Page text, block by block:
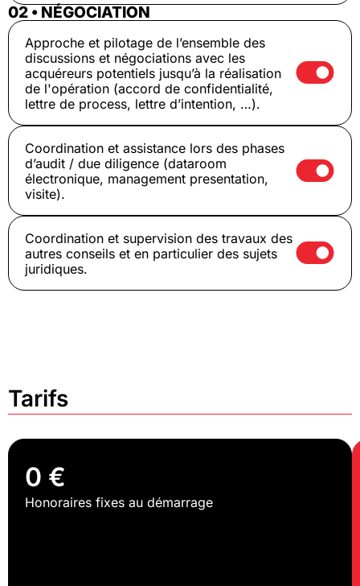
02 • NÉGOCIATION
Approche et pilotage de l’ensemble des
discussions et négociations avec les
acquéreurs potentiels jusqu’à la réalisation
de l'opération (accord de confidentialité,
lettre de process, lettre d’intention, …).
Coordination et assistance lors des phases
d’audit / due diligence (dataroom
électronique, management presentation,
visite).
Coordination et supervision des travaux des
autres conseils et en particulier des sujets
juridiques.
Tarifs
0 €
Honoraires fixes au démarrage